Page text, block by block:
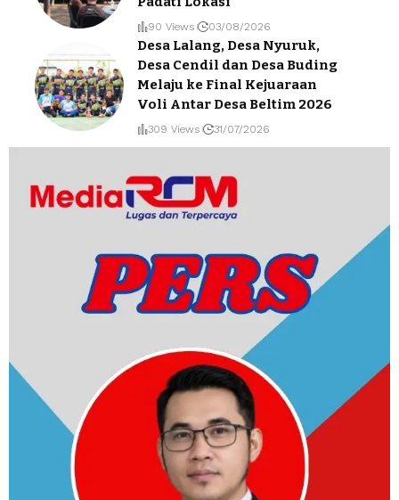
90 Views 03/08/2026
Desa Lalang, Desa Nyuruk,
Desa Cendil dan Desa Buding
Melaju ke Final Kejuaraan
Voli Antar Desa Beltim 2026
309 Views 31/07/2026